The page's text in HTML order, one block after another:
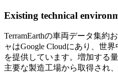
Existing technical
TerramEarthの車両データ集約
ャはGoogle Cloudにあり、世
を提供しています。増加する
主要な製造工場から取得され